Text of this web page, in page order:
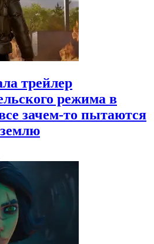
трейлер
режима в
зачем-то пытаются